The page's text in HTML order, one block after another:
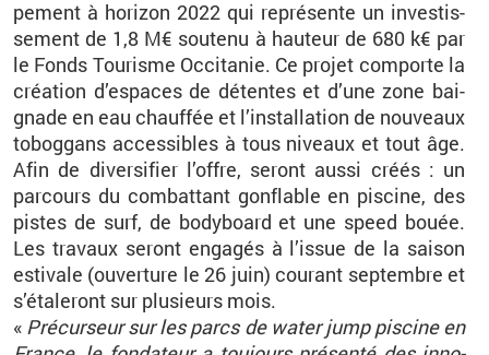
pe­ment à ho­ri­zon 2022 qui re­pré­sente un in­ves­tis­
se­ment de 1,8 M€ sou­tenu à hau­teur de 680 k€ par
le Fonds Tou­risme Oc­ci­ta­nie. Ce pro­jet com­porte la
créa­tion d’es­paces de dé­tentes et d’une zone bai­
gnade en eau chauf­fée et l’ins­tal­la­tion de nou­veaux
to­bog­gans ac­ces­sibles à tous ni­veaux et tout âge.
Afin de di­ver­si­fier l’offre, se­ront aussi créés : un
par­cours du com­bat­tant gon­flable en pis­cine, des
pistes de surf, de bo­dy­board et une speed bouée.
Les tra­vaux se­ront en­ga­gés à l’is­sue de la sai­son
es­ti­vale (ou­ver­ture le 26 juin) cou­rant sep­tembre et
s’éta­le­ront sur plu­sieurs mois.
« Pré­cur­seur sur les parcs de water jump pis­cine en